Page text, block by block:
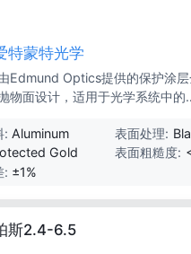
特蒙特光学
Edmund Optics提供的保护涂层
物面设计，适用于光学系统中的
: Aluminum 表面处理:
Gold 表面粗糙度:
: ±1%
斯2.4-6.5